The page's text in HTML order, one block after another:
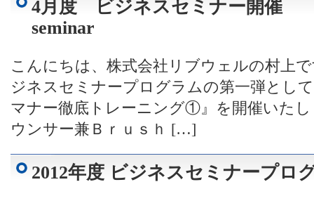
4月度 ビジネスセミナー開催
seminar
こんにちは、株式会社リブウェルの村上
ジネスセミナープログラムの第一弾とし
マナー徹底トレーニング①』を開催いた
ウンサー兼Ｂｒｕｓｈ […]
2012年度 ビジネスセミナープロ